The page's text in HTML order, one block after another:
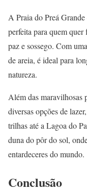
A Praia do Preá
perfeita para quem
paz e sossego. Com
de areia, é ideal para
natureza.
Além das maravilhosas
diversas opções de
trilhas até a Lagoa do
duna do pôr do sol,
entardeceres do mundo.
Conclusão